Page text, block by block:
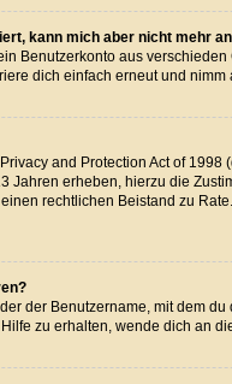
kann mich aber nicht mehr
Benutzerkonto aus
dich einfach erneut und
and Protection Act of
Jahren erheben, hierzu die
rechtlichen Beistand zu
der Benutzername, mit dem
zu erhalten, wende dich an